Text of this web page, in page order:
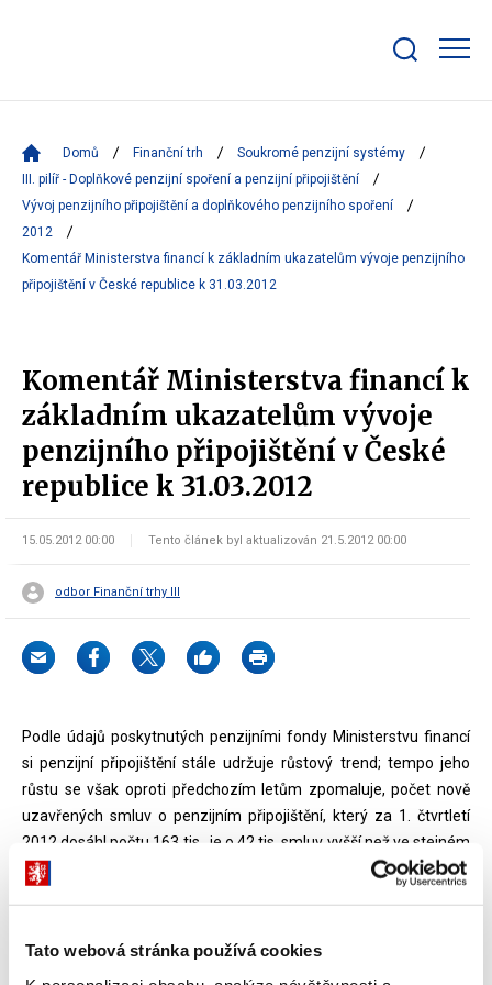
Tato webová stránka používá cookies
bar
Domů Finanční trh
Soukromé penzijní systémy
III. pilíř - Doplňkové penzijní spoření a penzijní připojištění
Vývoj penzijního připojištění a doplňkového penzijního spoření
2012
Komentář Ministerstva financí k základním ukazatelům vývoje penzijního
připojištění v České republice k 31.03.2012
Komentář Ministerstva financí k
základním ukazatelům vývoje
penzijního připojištění v České
republice k 31.03.2012
15.05.2012 00:00 Tento článek byl aktualizován 21.5.2012 00:00
odbor Finanční trhy III
Podle údajů poskytnutých penzijními fondy Ministerstvu financí
si penzijní připojištění stále udržuje růstový trend; tempo jeho
růstu se však oproti předchozím letům zpomaluje, počet nově
uzavřených smluv o penzijním připojištění, který za 1. čtvrtletí
2012 dosáhl počtu 163 tis., je o 42 tis. smluv vyšší než ve stejném
období roku 2011.
připojištění 4,62 mil. Jejich počet se oproti konci roku 2011 zvýšil